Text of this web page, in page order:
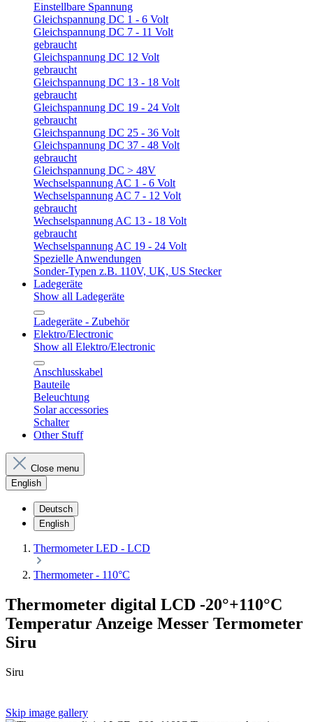
Einstellbare Spannung
Gleichspannung DC 1 - 6 Volt
Gleichspannung DC 7 - 11 Volt
gebraucht
Gleichspannung DC 12 Volt
gebraucht
Gleichspannung DC 13 - 18 Volt
gebraucht
Gleichspannung DC 19 - 24 Volt
gebraucht
Gleichspannung DC 25 - 36 Volt
Gleichspannung DC 37 - 48 Volt
gebraucht
Gleichspannung DC > 48V
Wechselspannung AC 1 - 6 Volt
Wechselspannung AC 7 - 12 Volt
gebraucht
Wechselspannung AC 13 - 18 Volt
gebraucht
Wechselspannung AC 19 - 24 Volt
Spezielle Anwendungen
Sonder-Typen z.B. 110V, UK, US Stecker
Ladegeräte
Show all Ladegeräte
Ladegeräte - Zubehör
Elektro/Electronic
Show all Elektro/Electronic
Anschlusskabel
Bauteile
Beleuchtung
Solar accessories
Schalter
Other Stuff
Close menu
English
Deutsch
English
Thermometer LED - LCD
Thermometer - 110°C
Thermometer digital LCD -20°+110°C
Temperatur Anzeige Messer Termometer
Siru
Siru
Skip image gallery